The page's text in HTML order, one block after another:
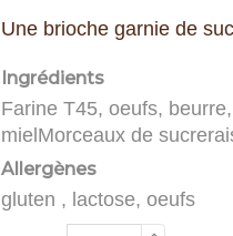
Une brioche garnie de
Ingrédients
Farine T45, oeufs,
mielMorceaux de
Allergènes
gluten , lactose, oeufs